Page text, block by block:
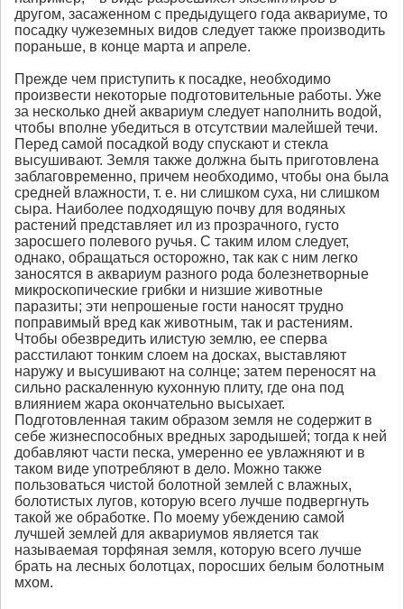
другом, засаженном с предыдущего года аквариуме, то
посадку чужеземных видов следует также производить
пораньше, в конце марта и апреле.
Прежде чем приступить к посадке, необходимо
произвести некоторые подготовительные работы. Уже
за несколько дней аквариум следует наполнить водой,
чтобы вполне убедиться в отсутствии малейшей течи.
Перед самой посадкой воду спускают и стекла
высушивают. Земля также должна быть приготовлена
заблаговременно, причем необходимо, чтобы она была
средней влажности, т. е. ни слишком суха, ни слишком
сыра. Наиболее подходящую почву для водяных
растений представляет ил из прозрачного, густо
заросшего полевого ручья. С таким илом следует,
однако, обращаться осторожно, так как с ним легко
заносятся в аквариум разного рода болезнетворные
микроскопические грибки и низшие животные
паразиты; эти непрошеные гости наносят трудно
поправимый вред как животным, так и растениям.
Чтобы обезвредить илистую землю, ее сперва
расстилают тонким слоем на досках, выставляют
наружу и высушивают на солнце; затем переносят на
сильно раскаленную кухонную плиту, где она под
влиянием жара окончательно высыхает.
Подготовленная таким образом земля не содержит в
себе жизнеспособных вредных зародышей; тогда к ней
добавляют части песка, умеренно ее увлажняют и в
таком виде употребляют в дело. Можно также
пользоваться чистой болотной землей с влажных,
болотистых лугов, которую всего лучше подвергнуть
такой же обработке. По моему убеждению самой
лучшей землей для аквариумов является так
называемая торфяная земля, которую всего лучше
брать на лесных болотцах, поросших белым болотным
мхом.